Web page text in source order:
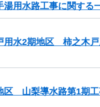
用水路工事に関する
用水2期地区 柿之木
山梨導水路第1期工